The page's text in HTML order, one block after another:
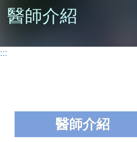
醫師介紹
:::
醫師介紹